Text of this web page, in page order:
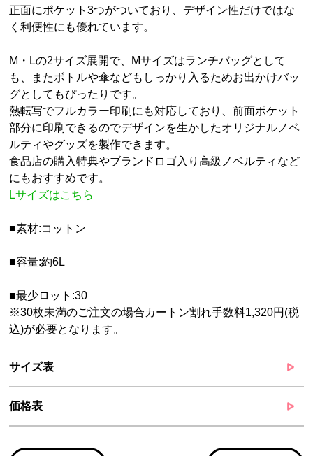
正面にポケット3つがついており、デザイン性だけではな
く利便性にも優れています。
M・Lの2サイズ展開で、Mサイズはランチバッグとして
も、またボトルや傘などもしっかり入るためお出かけバッ
グとしてもぴったりです。
熱転写でフルカラー印刷にも対応しており、前面ポケット
部分に印刷できるのでデザインを生かしたオリジナルノベ
ルティやグッズを製作できます。
食品店の購入特典やブランドロゴ入り高級ノベルティなど
にもおすすめです。
Lサイズはこちら
■素材:コットン
■容量:約6L
■最少ロット:30
※30枚未満のご注文の場合カートン割れ手数料1,320円(税
込)が必要となります。
サイズ表
価格表